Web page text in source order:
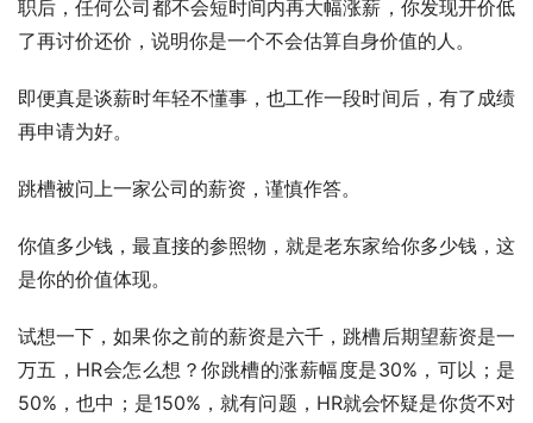
职后，任何公司都不会短时间内再大幅涨薪，你发现开价低
了再讨价还价，说明你是一个不会估算自身价值的人。
即便真是谈薪时年轻不懂事，也工作一段时间后，有了成绩
再申请为好。
跳槽被问上一家公司的薪资，谨慎作答。
你值多少钱，最直接的参照物，就是老东家给你多少钱，这
是你的价值体现。
试想一下，如果你之前的薪资是六千，跳槽后期望薪资是一
万五，HR会怎么想？你跳槽的涨薪幅度是30%，可以；是
50%，也中；是150%，就有问题，HR就会怀疑是你货不对